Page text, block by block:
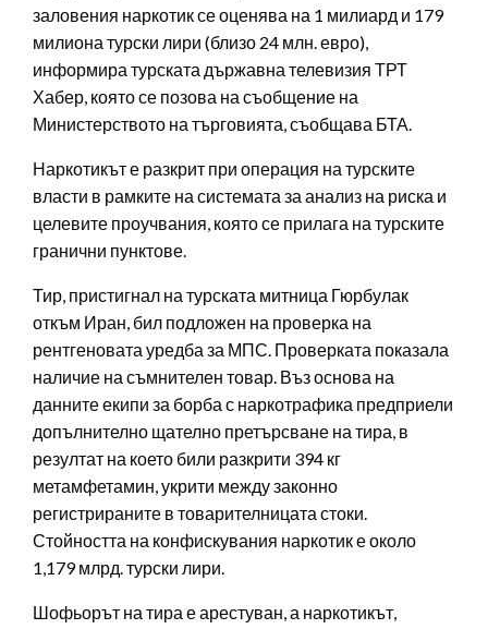
заловения наркотик се оценява на 1 милиард и 179
милиона турски лири (близо 24 млн. евро),
информира турската държавна телевизия ТРТ
Хабер, която се позова на съобщение на
Министерството на търговията, съобщава БТА.
Наркотикът е разкрит при операция на турските
власти в рамките на системата за анализ на риска и
целевите проучвания, която се прилага на турските
гранични пунктове.
Тир, пристигнал на турската митница Гюрбулак
откъм Иран, бил подложен на проверка на
рентгеновата уредба за МПС. Проверката показала
наличие на съмнителен товар. Въз основа на
данните екипи за борба с наркотрафика предприели
допълнително щателно претърсване на тира, в
резултат на което били разкрити 394 кг
метамфетамин, укрити между законно
регистрираните в товарителницата стоки.
Стойността на конфискувания наркотик е около
1,179 млрд. турски лири.
Шофьорът на тира е арестуван, а наркотикът,